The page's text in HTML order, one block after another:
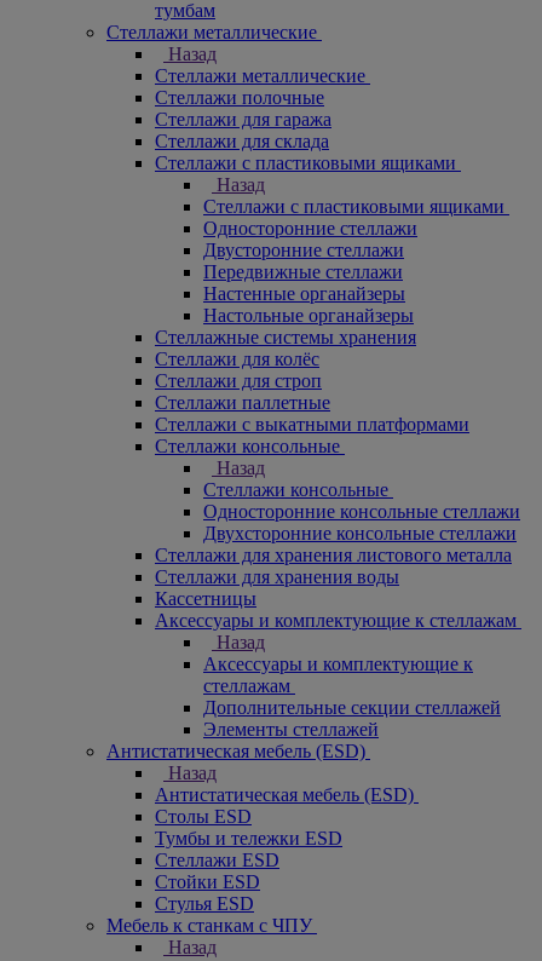
тумбам
Стеллажи металлические
Назад
Стеллажи металлические
Стеллажи полочные
Стеллажи для гаража
Стеллажи для склада
Стеллажи с пластиковыми ящиками
Назад
Стеллажи с пластиковыми ящиками
Односторонние стеллажи
Двусторонние стеллажи
Передвижные стеллажи
Настенные органайзеры
Настольные органайзеры
Стеллажные системы хранения
Стеллажи для колёс
Стеллажи для строп
Стеллажи паллетные
Стеллажи с выкатными платформами
Стеллажи консольные
Назад
Стеллажи консольные
Односторонние консольные стеллажи
Двухсторонние консольные стеллажи
Стеллажи для хранения листового металла
Стеллажи для хранения воды
Кассетницы
Аксесcуары и комплектующие к стеллажам
Назад
Аксесcуары и комплектующие к
стеллажам
Дополнительные секции стеллажей
Элементы стеллажей
Антистатическая мебель (ESD)
Назад
Антистатическая мебель (ESD)
Столы ESD
Тумбы и тележки ESD
Стеллажи ESD
Стойки ESD
Стулья ESD
Мебель к станкам с ЧПУ
Назад